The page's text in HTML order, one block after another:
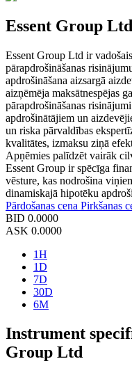
Essent Group Ltd
Essent Group Ltd ir
pārapdrošināšanas
apdrošināšana aizsargā
aizņēmēja maksātnespējas
pārapdrošināšanas
apdrošinātājiem un
un riska pārvaldības
kvalitātes, izmaksu ziņā
Apņēmies palīdzēt vairāk
Essent Group ir spēcīga
vēsture, kas nodrošina
dinamiskajā hipotēku
Pārdošanas cena Pirkšanas
BID 0.0000
ASK 0.0000
1H
1D
7D
30D
6M
Instrument
Group Ltd